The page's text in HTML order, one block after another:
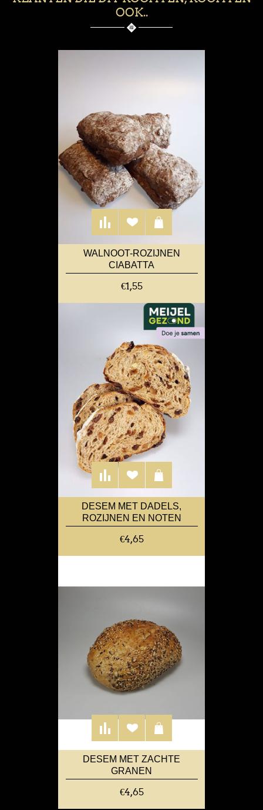
OOK..
WALNOOT-ROZIJNEN
CIABATTA
€1,55
DESEM MET DADELS,
ROZIJNEN EN NOTEN
€4,65
DESEM MET ZACHTE
GRANEN
€4,65